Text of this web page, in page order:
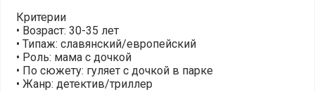
Критерии
• Возраст: 30-35 лет
• Типаж: славянский/европейский
• Роль: мама с дочкой
• По сюжету: гуляет с дочкой в парке
• Жанр: детектив/триллер